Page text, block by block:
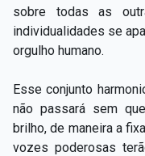
sobre todas as
individualidades se
orgulho humano.
Esse conjunto
não passará sem
brilho, de maneira a
vozes poderosas